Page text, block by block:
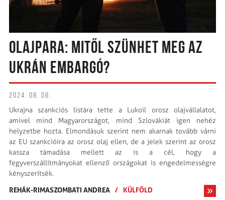
OLAJPARA: MITŐL SZÜNHET MEG AZ
UKRÁN EMBARGÓ?
2024. 08. 08.
Ukrajna szankciós listára tette a Lukoil orosz olajvállalatot,
amivel mind Magyarországot, mind Szlovákiát igen nehéz
helyzetbe hozta. Elmondásuk szerint nem akarnak tovább várni
az EU szankcióira az orosz olaj ellen, de a jelek szerint az orosz
kassza támadása mellett az is a cél, hogy a
fegyverszállítmányokat ellenző országokat is engedelmességre
kényszerítsék.
REHÁK-RIMASZOMBATI ANDREA / KÜLFÖLD